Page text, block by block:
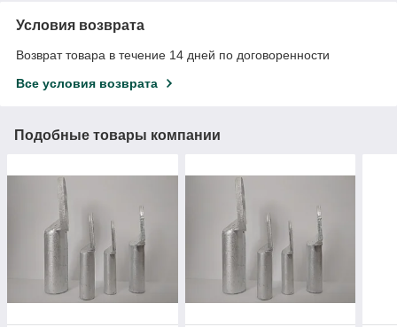
Условия возврата
Возврат товара в течение 14 дней по договоренности
Все условия возврата
Подобные товары компании